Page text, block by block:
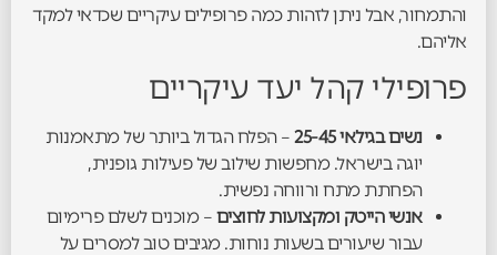
והתמחור, אבל ניתן לזהות כמה פרופילים עיקריים שכדאי למקד
אליהם.
פרופילי קהל יעד עיקריים
נשים בגילאי 25-45
– הפלח הגדול ביותר של מתאמנות
יוגה בישראל. מחפשות שילוב של פעילות גופנית,
הפחתת מתח ורווחה נפשית.
אנשי הייטק ומקצועות לחוצים – מוכנים לשלם פרימיום
עבור שיעורים בשעות נוחות. מגיבים טוב למסרים על